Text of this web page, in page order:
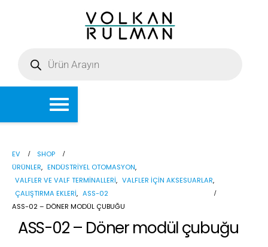
EV
SHOP
ÜRÜNLER, ENDÜSTRIYEL OTOMASYON,
VALFLER VE VALF TERMINALLERI, VALFLER IÇIN AKSESUARLAR,
ÇALIŞTIRMA EKLERI, ASS-02
ASS-02 – DÖNER MODÜL ÇUBUĞU
ASS-02 – Döner modül çubuğu